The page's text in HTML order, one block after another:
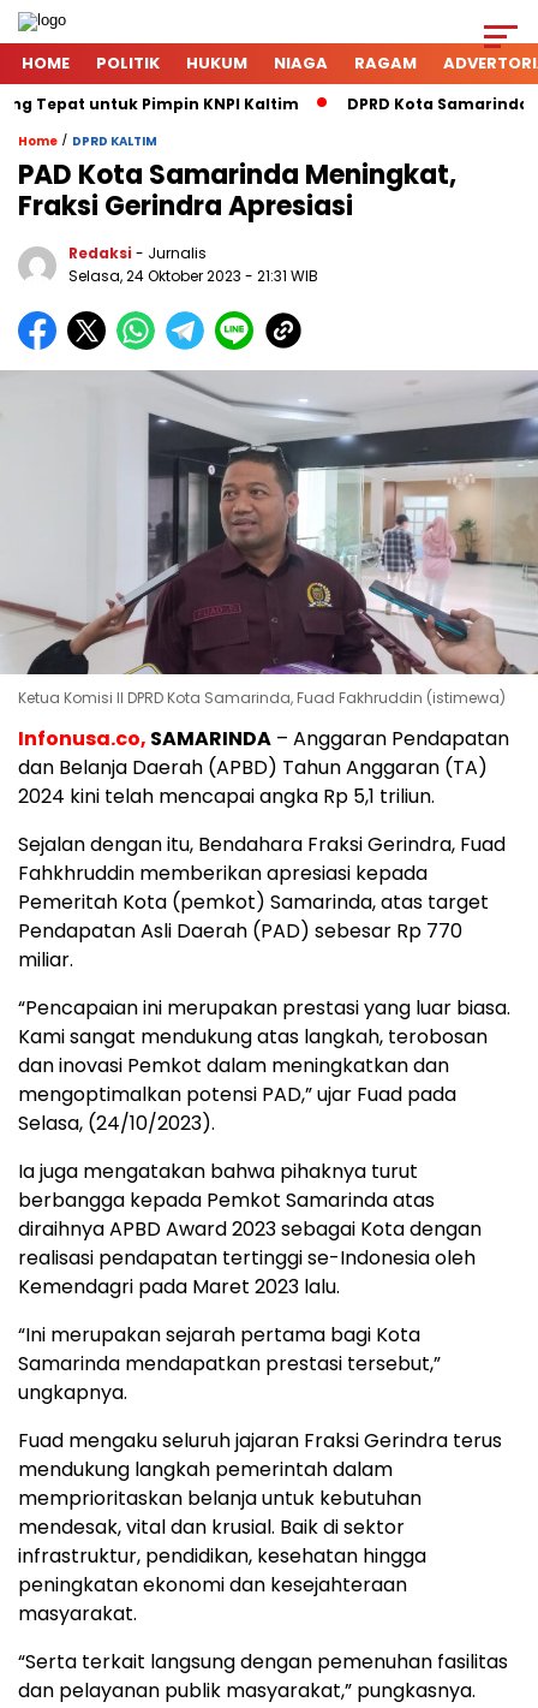
HOME POLITIK HUKUM NIAGA RAGAM
Tepat untuk Pimpin KNPI Kaltim DPRD Kota Samarinda
Home / DPRD KALTIM
PAD Kota Samarinda Meningkat,
Fraksi Gerindra Apresiasi
Redaksi - Jurnalis
Selasa, 24 Oktober 2023 - 21:31 WIB
Ketua Komisi II DPRD Kota Samarinda, Fuad Fakhruddin (istimewa)
Infonusa.co, SAMARINDA – Anggaran Pendapatan
dan Belanja Daerah (APBD) Tahun Anggaran (TA)
2024 kini telah mencapai angka Rp 5,1 triliun.
Sejalan dengan itu, Bendahara Fraksi Gerindra, Fuad
Fahkhruddin memberikan apresiasi kepada
Pemeritah Kota (pemkot) Samarinda, atas target
Pendapatan Asli Daerah (PAD) sebesar Rp 770
miliar.
“Pencapaian ini merupakan prestasi yang luar biasa.
Kami sangat mendukung atas langkah, terobosan
dan inovasi Pemkot dalam meningkatkan dan
mengoptimalkan potensi PAD,” ujar Fuad pada
Selasa, (24/10/2023).
Ia juga mengatakan bahwa pihaknya turut
berbangga kepada Pemkot Samarinda atas
diraihnya APBD Award 2023 sebagai Kota dengan
realisasi pendapatan tertinggi se-Indonesia oleh
Kemendagri pada Maret 2023 lalu.
“Ini merupakan sejarah pertama bagi Kota
Samarinda mendapatkan prestasi tersebut,”
ungkapnya.
Fuad mengaku seluruh jajaran Fraksi Gerindra terus
mendukung langkah pemerintah dalam
memprioritaskan belanja untuk kebutuhan
mendesak, vital dan krusial. Baik di sektor
infrastruktur, pendidikan, kesehatan hingga
peningkatan ekonomi dan kesejahteraan
masyarakat.
“Serta terkait langsung dengan pemenuhan fasilitas
dan pelayanan publik masyarakat,” pungkasnya.